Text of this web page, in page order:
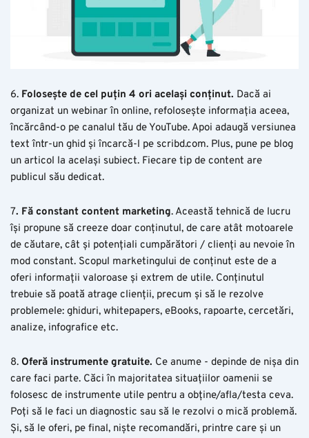
6. Folosește de cel puțin 4 ori același conținut. Dacă ai
organizat un webinar în online, refolosește informația aceea,
încărcând-o pe canalul tău de YouTube. Apoi adaugă versiunea
text într-un ghid și încarcă-l pe scribd.com. Plus, pune pe blog
un articol la același subiect. Fiecare tip de content are
publicul său dedicat.
7. Fă constant content marketing. Această tehnică de lucru
își propune să creeze doar conținutul, de care atât motoarele
de căutare, cât și potențiali cumpărători / clienți au nevoie în
mod constant. Scopul marketingului de conținut este de a
oferi informații valoroase și extrem de utile. Conținutul
trebuie să poată atrage clienții, precum și să le rezolve
problemele: ghiduri, whitepapers, eBooks, rapoarte, cercetări,
analize, infografice etc.
8. Oferă instrumente gratuite. Ce anume - depinde de nișa din
care faci parte. Căci în majoritatea situațiilor oamenii se
folosesc de instrumente utile pentru a obține/afla/testa ceva.
Poți să le faci un diagnostic sau să le rezolvi o mică problemă.
Și, să le oferi, pe final, niște recomandări, printre care și un